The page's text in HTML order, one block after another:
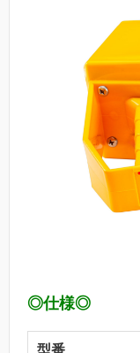
◎仕様◎